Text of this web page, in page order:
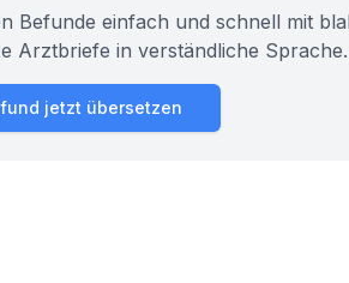
Befunde einfach und schnell mit
Arztbriefe in verständliche Sprache.
jetzt übersetzen